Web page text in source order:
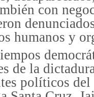
con
humanos y
de la
políticos